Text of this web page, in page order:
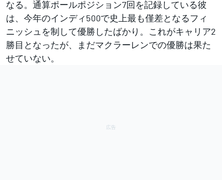
なる。通算ポールポジション7回を記録している彼
は、今年のインディ500で史上最も僅差となるフィ
ニッシュを制して優勝したばかり。これがキャリア2
勝目となったが、まだマクラーレンでの優勝は果た
せていない。